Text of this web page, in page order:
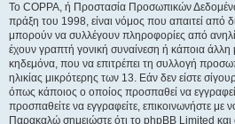
Το COPPA, ή Προστασία Προσωπικών
πράξη του 1998, είναι νόμος που απαιτεί από
μπορούν να συλλέγουν πληροφορίες από
έχουν γραπτή γονική συναίνεση ή κάποια άλλη
κηδεμόνα, που να επιτρέπει τη συλλογή
ηλικίας μικρότερης των 13. Εάν δεν είστε
όπως κάποιος ο οποίος προσπαθεί να
προσπαθείτε να εγγραφείτε, επικοινωνήστε με
Παρακαλώ σημειώστε ότι το phpBB Limited και